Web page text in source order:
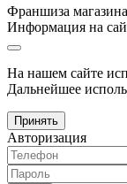
Франшиза
Информация на
На нашем сайте
Дальнейшее
Принять
Авторизация